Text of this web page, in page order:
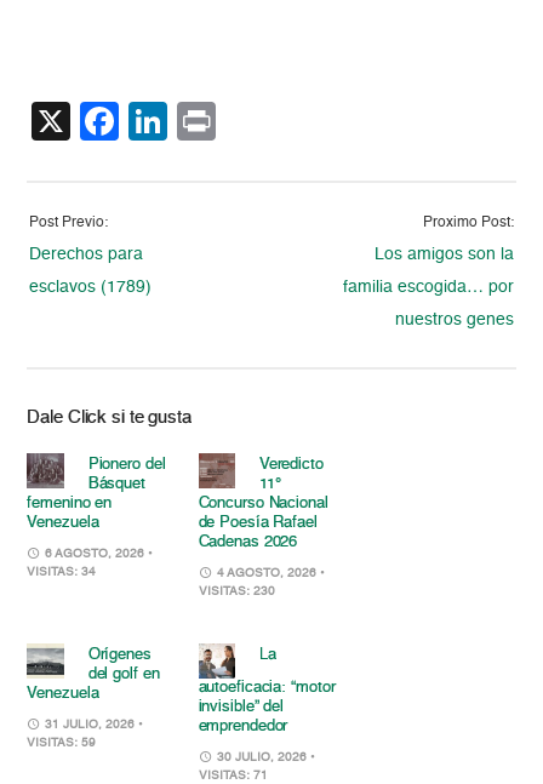
X Facebook
LinkedIn
Post Previo:
Derechos para
esclavos (1789)
Proximo Post:
Los amigos son la
familia escogida… por
nuestros genes
Dale Click si te gusta
Pionero del
Básquet
femenino en
Venezuela
6 AGOSTO, 2026 •
VISITAS: 34
Veredicto
11°
Concurso Nacional
de Poesía Rafael
Cadenas 2026
4 AGOSTO, 2026 •
VISITAS: 230
Orígenes
del golf en
Venezuela
31 JULIO, 2026 •
VISITAS: 59
La
autoeficacia: “motor
invisible” del
emprendedor
30 JULIO, 2026 •
VISITAS: 71